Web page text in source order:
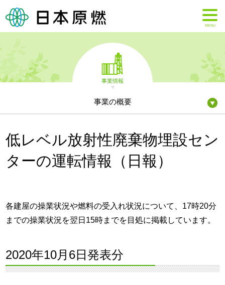
MENU
事業情報
事業の概要
低レベル放射性廃棄物埋設セン
ターの運転情報（日報）
各建屋の操業状況や燃料の受入れ状況について、17時20分
までの操業状況を翌日15時までを目処に掲載しています。
2020年10月6日発表分